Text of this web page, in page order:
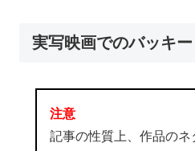
実写映画でのバッキー
注意
記事の性質上、作品のネ